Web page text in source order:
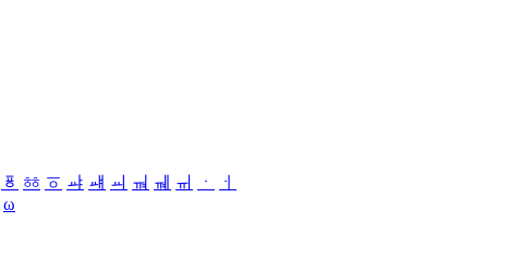
ㆄ ㆅ ㆆ ㆇ ㆈ ㆉ ㆊ ㆋ ㆌ ㆍ
ㆎ
ω